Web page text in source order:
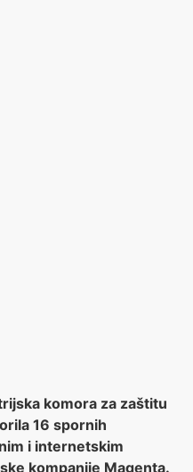
komora za zaštitu
16 spornih
i internetskim
kompanije Magenta.